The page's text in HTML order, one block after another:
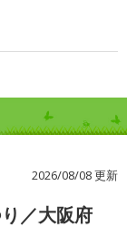
2026/08/08 更新
／大阪府